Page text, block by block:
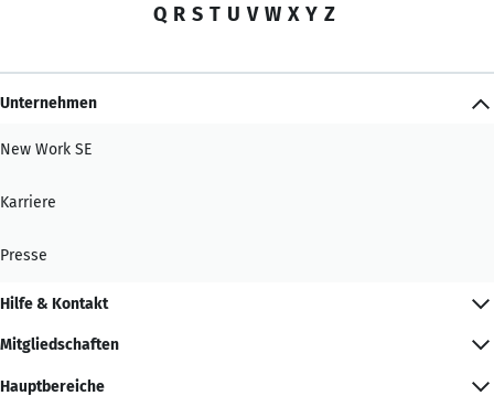
Q R S T U V W X Y Z
Unternehmen
New Work SE
Karriere
Presse
Hilfe & Kontakt
Mitgliedschaften
Hauptbereiche